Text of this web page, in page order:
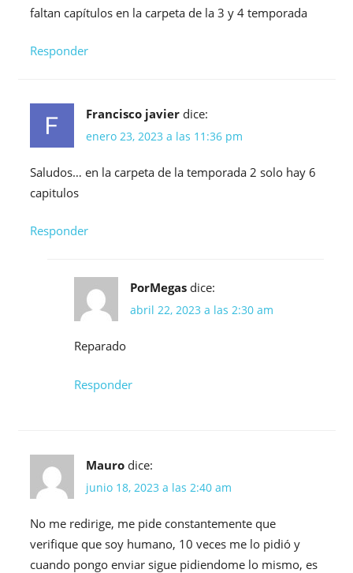
faltan capítulos en la carpeta de la 3 y 4 temporada
Responder
Francisco javier dice:
enero 23, 2023 a las 11:36 pm
Saludos… en la carpeta de la temporada 2 solo hay 6
capitulos
Responder
PorMegas dice:
abril 22, 2023 a las 2:30 am
Reparado
Responder
Mauro dice:
junio 18, 2023 a las 2:40 am
No me redirige, me pide constantemente que
verifique que soy humano, 10 veces me lo pidió y
cuando pongo enviar sigue pidiendome lo mismo, es